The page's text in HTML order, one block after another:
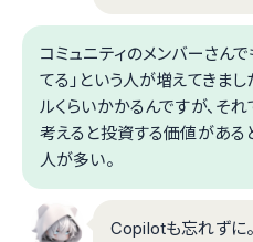
コミュニティのメンバーさん
てる」という人が増えてきま
ルくらいかかるんですが、そ
考えると投資する価値がある
人が多い。
Copilotも忘れずに